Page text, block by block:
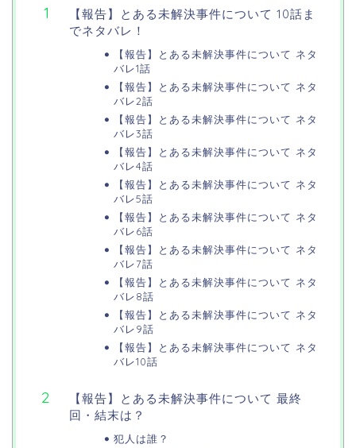
【報告】とある未解決事件について 10話ま
でネタバレ！
【報告】とある未解決事件について ネタ
バレ1話
【報告】とある未解決事件について ネタ
バレ2話
【報告】とある未解決事件について ネタ
バレ3話
【報告】とある未解決事件について ネタ
バレ4話
【報告】とある未解決事件について ネタ
バレ5話
【報告】とある未解決事件について ネタ
バレ6話
【報告】とある未解決事件について ネタ
バレ7話
【報告】とある未解決事件について ネタ
バレ8話
【報告】とある未解決事件について ネタ
バレ9話
【報告】とある未解決事件について ネタ
バレ10話
【報告】とある未解決事件について 最終
回・結末は？
犯人は誰？